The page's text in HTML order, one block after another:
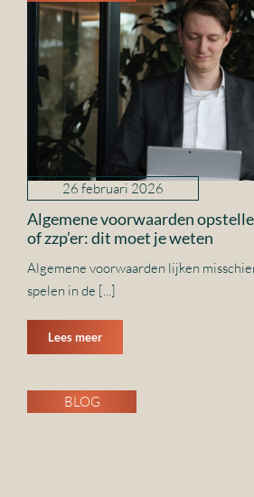
26 februari 2026
Algemene voorwaarden
of zzp’er: dit moet je weten
Algemene voorwaarden lijken
spelen in de [...]
Lees meer
BLOG